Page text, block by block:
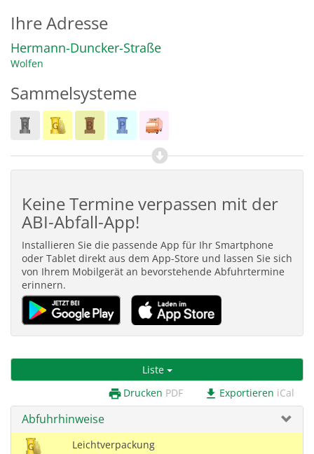
Ihre Adresse
Hermann-Duncker-Straße
Wolfen
Sammelsysteme
Keine Termine verpassen mit der
ABI-Abfall-App!
Installieren Sie die passende App für Ihr Smartphone
oder Tablet direkt aus dem App-Store und lassen Sie sich
von Ihrem Mobilgerät an bevorstehende Abfuhrtermine
erinnern.
Liste
print Drucken PDF download Exportieren iCal
Abfuhrhinweise
Leichtverpackung